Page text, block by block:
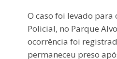
O caso foi levado para
Policial, no Parque
ocorrência foi
permaneceu preso